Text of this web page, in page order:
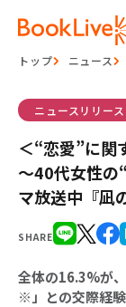
トップ ニュース
SHARE
ニュースリリース
＜“恋愛”に
～40代女性の
マ放送中『凪
全体の16.3%が
※」との交際経験